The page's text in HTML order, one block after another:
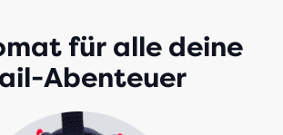
für alle deine
Abenteuer